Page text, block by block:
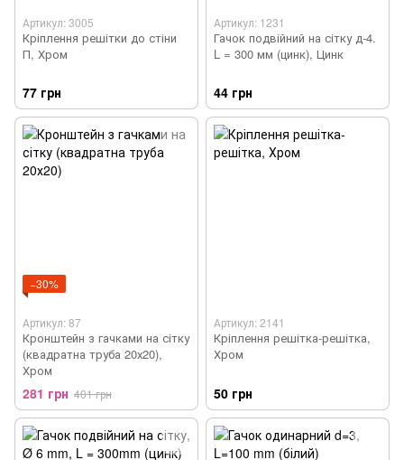
Артикул: 3005
Кріплення решітки до стіни
П, Хром
77 грн
Артикул: 1231
Гачок подвійний на сітку д-4.
L = 300 мм (цинк), Цинк
44 грн
−30%
Артикул: 87
Кронштейн з гачками на сітку
(квадратна труба 20х20),
Хром
281 грн 401 грн
Артикул: 2141
Кріплення решітка-решітка,
Хром
50 грн